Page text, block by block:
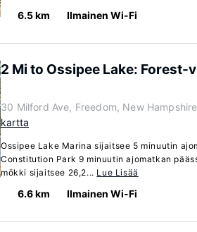
6.5 km Ilmainen Wi-Fi
2 Mi to Ossipee Lake: Forest-
30 Milford Ave, Freedom, New
kartta
Ossipee Lake Marina sijaitsee 5 minuutin
Constitution Park 9 minuutin ajomatkan
mökki sijaitsee 26,2... Lue Lisää
6.6 km Ilmainen Wi-Fi